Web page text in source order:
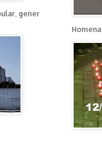
gener